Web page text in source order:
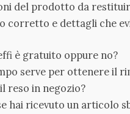
del prodotto da
corretto e dettagli che
è gratuito oppure no?
serve per ottenere il
reso in negozio?
hai ricevuto un articolo